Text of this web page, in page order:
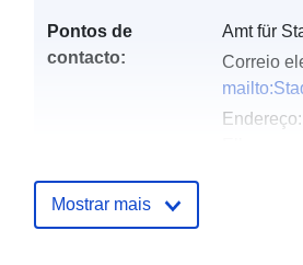
Pontos de
contacto:
Amt für
Correio
Endereço:
Registo do
Mostrar mais